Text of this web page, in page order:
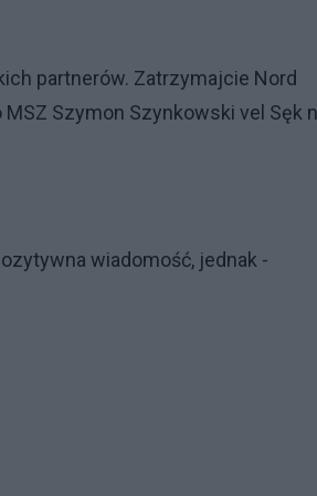
partnerów. Zatrzymajcie Nord
Szymon Szynkowski vel Sęk
wiadomość, jednak -